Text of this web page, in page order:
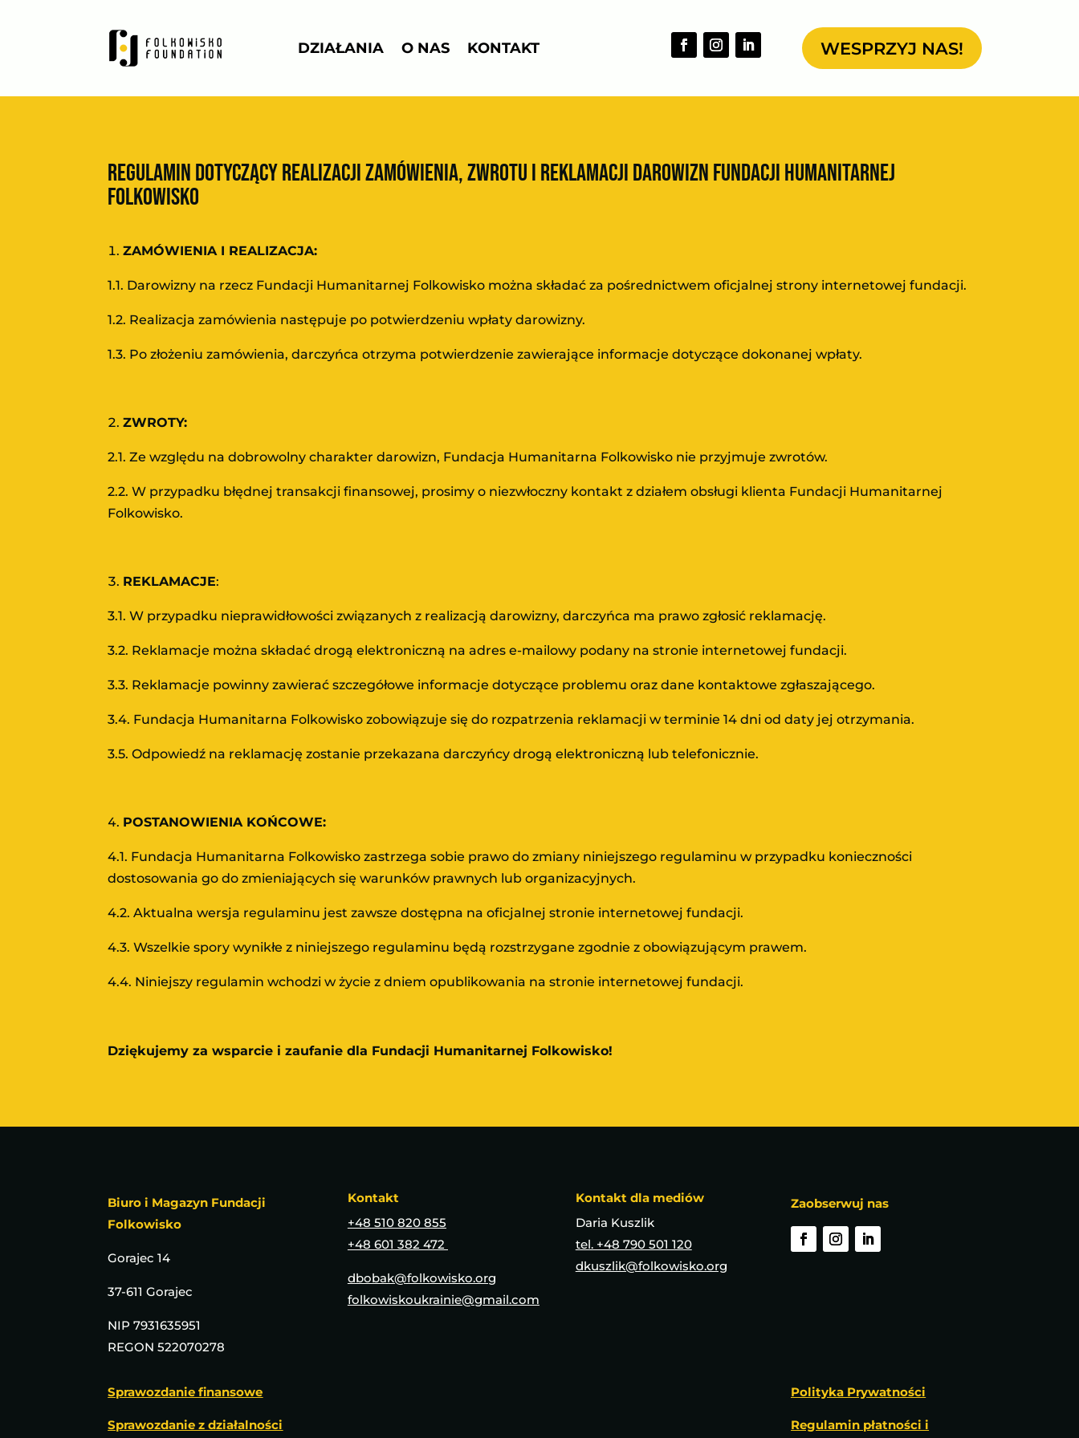
DZIAŁANIA O NAS KONTAKT WESPRZYJ NAS!
REGULAMIN DOTYCZĄCY REALIZACJI ZAMÓWIENIA, ZWROTU I REKLAMACJI DAROWIZN FUNDACJI HUMANITARNEJ
FOLKOWISKO
ZAMÓWIENIA I REALIZACJA:
1.1. Darowizny na rzecz Fundacji Humanitarnej Folkowisko można składać za pośrednictwem oficjalnej strony internetowej fundacji.
1.2. Realizacja zamówienia następuje po potwierdzeniu wpłaty darowizny.
1.3. Po złożeniu zamówienia, darczyńca otrzyma potwierdzenie zawierające informacje dotyczące dokonanej wpłaty.
ZWROTY:
2.1. Ze względu na dobrowolny charakter darowizn, Fundacja Humanitarna Folkowisko nie przyjmuje zwrotów.
2.2. W przypadku błędnej transakcji finansowej, prosimy o niezwłoczny kontakt z działem obsługi klienta Fundacji Humanitarnej
Folkowisko.
REKLAMACJE:
3.1. W przypadku nieprawidłowości związanych z realizacją darowizny, darczyńca ma prawo zgłosić reklamację.
3.2. Reklamacje można składać drogą elektroniczną na adres e-mailowy podany na stronie internetowej fundacji.
3.3. Reklamacje powinny zawierać szczegółowe informacje dotyczące problemu oraz dane kontaktowe zgłaszającego.
3.4. Fundacja Humanitarna Folkowisko zobowiązuje się do rozpatrzenia reklamacji w terminie 14 dni od daty jej otrzymania.
3.5. Odpowiedź na reklamację zostanie przekazana darczyńcy drogą elektroniczną lub telefonicznie.
POSTANOWIENIA KOŃCOWE:
4.1. Fundacja Humanitarna Folkowisko zastrzega sobie prawo do zmiany niniejszego regulaminu w przypadku konieczności
dostosowania go do zmieniających się warunków prawnych lub organizacyjnych.
4.2. Aktualna wersja regulaminu jest zawsze dostępna na oficjalnej stronie internetowej fundacji.
4.3. Wszelkie spory wynikłe z niniejszego regulaminu będą rozstrzygane zgodnie z obowiązującym prawem.
4.4. Niniejszy regulamin wchodzi w życie z dniem opublikowania na stronie internetowej fundacji.
Dziękujemy za wsparcie i zaufanie dla Fundacji Humanitarnej Folkowisko!
Biuro i Magazyn Fundacji
Folkowisko
Gorajec 14
37-611 Gorajec
NIP7931635951
REGON522070278
Kontakt
+48 510 820 855
+48 601 382 472
dbobak@folkowisko.org
folkowiskoukrainie@gmail.com
Kontakt dla mediów
Daria Kuszlik
tel. +48 790 501 120
dkuszlik@folkowisko.org
Zaobserwuj nas
Sprawozdanie finansowe
Sprawozdanie z działalności
Polityka Prywatności
Regulamin płatności i